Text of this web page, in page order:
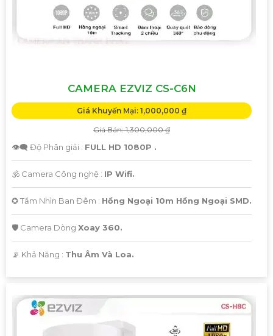
CAMERA EZVIZ CS-C6N
Giá Khuyến Mại: 1,000,000 ₫
Giá Bán: 1,300,000 ₫
👁️‍🗨 Độ Phân giải : FULL HD 1080P .
🕉️ Camera Công nghệ : IP Wifi.
✪ Tầm Nhìn Ban Đêm : Hồng Ngoại 10m Hồng Ngoại SMD.
🛡 Camera Dòng Xoay 360.
️📡 Khả Năng : Thu Âm Và Loa.